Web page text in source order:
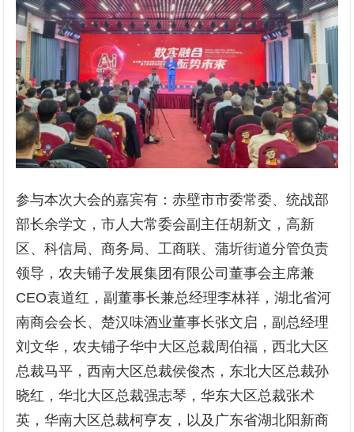
参与本次大会的嘉宾有：赤壁市市委常委、统战部
部长余学文，市人大常委会副主任胡新文，高新
区、科信局、商务局、工商联、蒲圻街道分管负责
领导，农夫铺子发展集团有限公司董事会主席兼
CEO袁道红，副董事长兼总经理李林祥，湖北省河
南商会会长、楚汉味酒业董事长张文启，副总经理
刘文华，农夫铺子华中大区总裁周伯福，西北大区
总裁马平，西南大区总裁侯俊杰，东北大区总裁孙
晓红，华北大区总裁强志琴，华东大区总裁张术
英，华南大区总裁柯亨友，以及广东省湖北阳新商